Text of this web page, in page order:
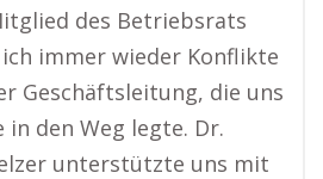
des Betriebsrats
immer wieder Konflikte
Geschäftsleitung, die uns
in den Weg legte. Dr.
unterstützte uns mit